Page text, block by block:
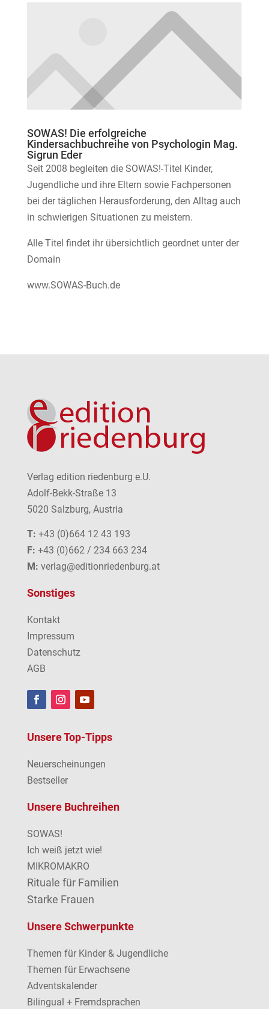
SOWAS! Die erfolgreiche
Kindersachbuchreihe von Psychologin Mag.
Sigrun Eder
Seit 2008 begleiten die SOWAS!-Titel Kinder,
Jugendliche und ihre Eltern sowie Fachpersonen
bei der täglichen Herausforderung, den Alltag auch
in schwierigen Situationen zu meistern.
Alle Titel findet ihr übersichtlich geordnet unter der
Domain
www.SOWAS-Buch.de
Verlag edition riedenburg e.U.
Adolf-Bekk-Straße 13
5020 Salzburg, Austria
T: +43 (0)664 12 43 193
F: +43 (0)662 / 234 663 234
M: verlag@editionriedenburg.at
Sonstiges
Kontakt
Impressum
Datenschutz
AGB
Unsere Top-Tipps
Neuerscheinungen
Bestseller
Unsere Buchreihen
SOWAS!
Ich weiß jetzt wie!
MIKROMAKRO
Rituale für Familien
Starke Frauen
Unsere Schwerpunkte
Themen für Kinder & Jugendliche
Themen für Erwachsene
Adventskalender
Bilingual + Fremdsprachen